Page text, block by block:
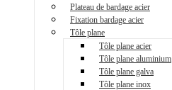
Plateau de bardage acier
Fixation bardage acier
Tôle plane
Tôle plane acier
Tôle plane aluminium
Tôle plane galva
Tôle plane inox